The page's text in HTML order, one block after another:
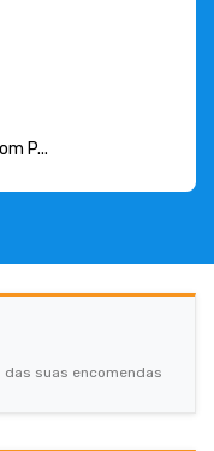
P...
suas encomendas